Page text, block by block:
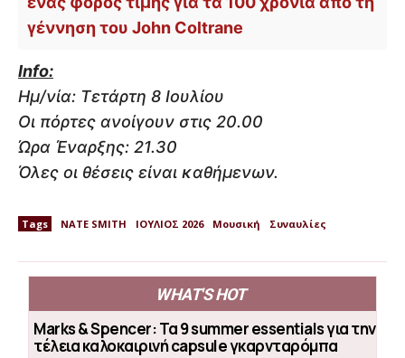
γέννηση του John Coltrane
Info:
Ημ/νία: Τετάρτη 8 Ιουλίου
Οι πόρτες ανοίγουν στις 20.00
Ώρα Έναρξης: 21.30
Όλες οι θέσεις είναι καθήμενων.
Tags NATE SMITH ΙΟΥΛΙΟΣ 2026 Μουσική Συναυλίες
WHAT'S HOT
Marks & Spencer: Τα 9 summer essentials για την
τέλεια καλοκαιρινή capsule γκαρνταρόμπα